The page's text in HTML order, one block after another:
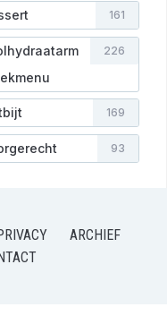
161
226
169
93
ARCHIEF